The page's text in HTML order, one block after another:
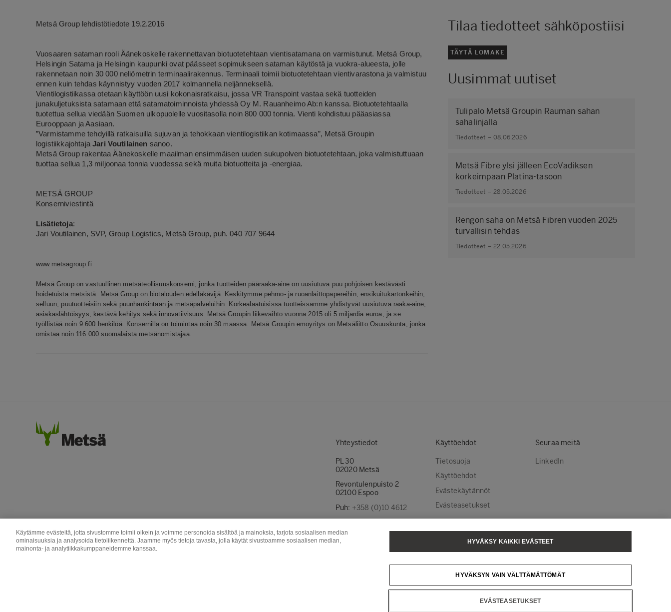
Metsä Group lehdistötiedote 19.2.2016
Vuosaaren sataman rooli Äänekoskelle rakennettavan biotuotetehtaan vientisatamana on varmistunut. Metsä Group,
Helsingin Satama ja Helsingin kaupunki ovat päässeet sopimukseen sataman käytöstä ja vuokra-alueesta, jolle
rakennetaan noin 30 000 neliömetrin terminaalirakennus. Terminaali toimii biotuotetehtaan vientivarastona ja valmistuu
ennen kuin tehdas käynnistyy vuoden 2017 kolmannella neljänneksellä.
Vientilogistiikassa otetaan käyttöön uusi kokonaisratkaisu, jossa VR Transpoint vastaa sekä tuotteiden
junakuljetuksista satamaan että satamatoiminnoista yhdessä Oy M. Rauanheimo Ab:n kanssa. Biotuotetehtaalla
tuotettua sellua viedään Suomen ulkopuolelle vuositasolla noin 800 000 tonnia. Vienti kohdistuu pääasiassa
Eurooppaan ja Aasiaan.
”Varmistamme tehdyillä ratkaisuilla sujuvan ja tehokkaan vientilogistiikan kotimaassa”, Metsä Groupin
logistiikkajohtajaJari Voutilainen sanoo.
Metsä Group rakentaa Äänekoskelle maailman ensimmäisen uuden sukupolven biotuotetehtaan, joka valmistuttuaan
tuottaa sellua 1,3 miljoonaa tonnia vuodessa sekä muita biotuotteita ja -energiaa.
METSÄ GROUP
Konserniviestintä
Lisätietoja:
Jari Voutilainen, SVP, Group Logistics, Metsä Group, puh. 040 707 9644
www.metsagroup.fi
Metsä Group on vastuullinen metsäteollisuuskonserni, jonka tuotteiden pääraaka-aine on uusiutuva puu pohjoisen kestävästi
hoidetuista metsistä. Metsä Group on biotalouden edelläkävijä. Keskitymme pehmo- ja ruoanlaittopapereihin, ensikuitukartonkeihin,
selluun, puutuotteisiin sekä puunhankintaan ja metsäpalveluihin. Korkealaatuisissa tuotteissamme yhdistyvät uusiutuva raaka-aine,
asiakaslähtöisyys, kestävä kehitys sekä innovatiivisuus. Metsä Groupin liikevaihto vuonna 2015 oli 5 miljardia euroa, ja se
työllistää noin 9 600 henkilöä. Konsernilla on toimintaa noin 30 maassa. Metsä Groupin emoyritys on Metsäliitto Osuuskunta, jonka
omistaa noin 116 000 suomalaista metsänomistajaa.
Tilaa tiedotteet sähköpostiisi
TÄYTÄ LOMAKE
Uusimmat uutiset
Tulipalo Metsä Groupin Rauman sahan
sahalinjalla
Tiedotteet – 08.06.2026
Metsä Fibre ylsi jälleen EcoVadiksen
korkeimpaan Platina-tasoon
Tiedotteet – 28.05.2026
Rengon saha on Metsä Fibren vuoden 2025
turvallisin tehdas
Tiedotteet – 22.05.2026
Yhteystiedot
PL 30
02020 Metsä
Revontulenpuisto 2
02100 Espoo
Puh: +358 (0)10 4612
Laskutusosoitteet
Käyttöehdot
Tietosuoja
Käyttöehdot
Evästekäytännöt
Evästeasetukset
Seuraa meitä
LinkedIn
Metsä Tissue Metsä Spring
Käytämme evästeitä, jotta sivustomme toimii oikein ja voimme personoida sisältöä ja mainoksia, tarjota sosiaalisen median
ominaisuuksia ja analysoida tietoliikennettä. Jaamme myös tietoja tavasta, jolla käytät sivustoamme sosiaalisen median,
mainonta- ja analytiikkakumppaneidemme kanssaa.
EVÄSTEASETUKSET
HYVÄKSYN VAIN VÄLTTÄMÄTTÖMÄT
HYVÄKSY KAIKKI EVÄSTEET